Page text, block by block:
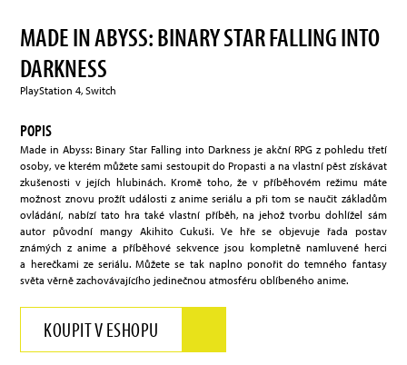
MADE IN ABYSS: BINARY STAR FALLING INTO
DARKNESS
PlayStation 4, Switch
POPIS
Made in Abyss: Binary Star Falling into Darkness je akční RPG z pohledu třetí
osoby, ve kterém můžete sami sestoupit do Propasti a na vlastní pěst získávat
zkušenosti v jejích hlubinách. Kromě toho, že v příběhovém režimu máte
možnost znovu prožít události z anime seriálu a při tom se naučit základům
ovládání, nabízí tato hra také vlastní příběh, na jehož tvorbu dohlížel sám
autor původní mangy Akihito Cukuši. Ve hře se objevuje řada postav
známých z anime a příběhové sekvence jsou kompletně namluvené herci
a herečkami ze seriálu. Můžete se tak naplno ponořit do temného fantasy
světa věrně zachovávajícího jedinečnou atmosféru oblíbeného anime.
KOUPIT V ESHOPU